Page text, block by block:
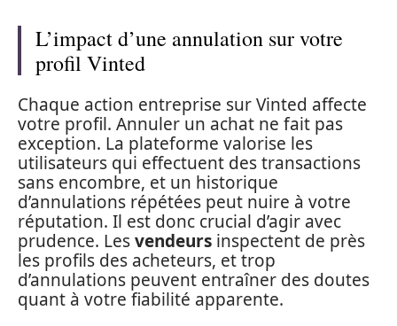
L’impact d’une annulation sur votre
profil Vinted
Chaque action entreprise sur Vinted affecte
votre profil. Annuler un achat ne fait pas
exception. La plateforme valorise les
utilisateurs qui effectuent des transactions
sans encombre, et un historique
d’annulations répétées peut nuire à votre
réputation. Il est donc crucial d’agir avec
prudence. Lesvendeurs inspectent de près
les profils des acheteurs, et trop
d’annulations peuvent entraîner des doutes
quant à votre fiabilité apparente.